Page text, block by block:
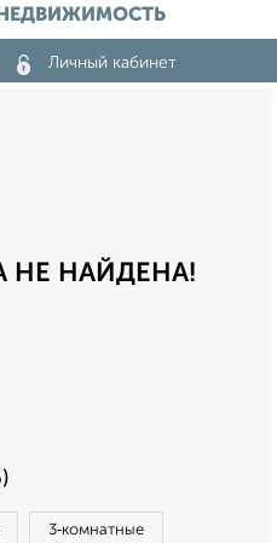
НЕДВИЖИМОСТЬ
Личный кабинет
НЕ НАЙДЕНА!
3‑комнатные